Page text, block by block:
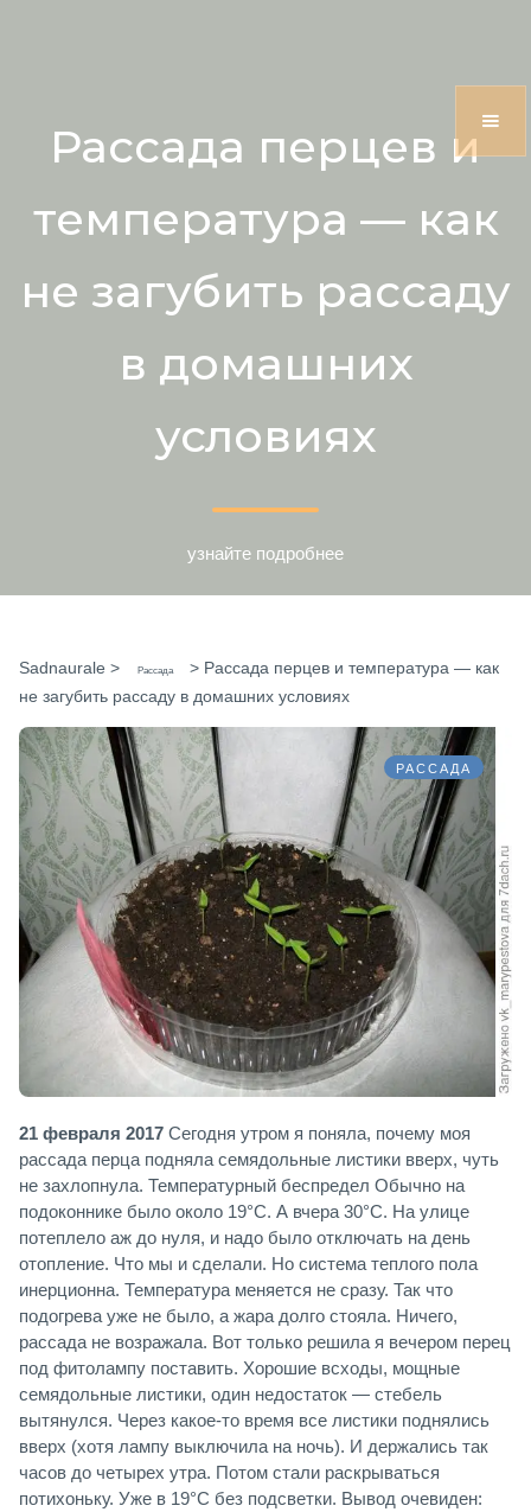
Рассада перцев и
температура — как
не загубить рассаду
в домашних
условиях
узнайте подробнее
Sadnaurale > Рассада > Рассада перцев и температура — как
не загубить рассаду в домашних условиях
РАССАДА
21 февраля 2017 Сегодня утром я поняла, почему моя
рассада перца подняла семядольные листики вверх, чуть
не захлопнула. Температурный беспредел Обычно на
подоконнике было около 19°С. А вчера 30°С. На улице
потеплело аж до нуля, и надо было отключать на день
отопление. Что мы и сделали. Но система теплого пола
инерционна. Температура меняется не сразу. Так что
подогрева уже не было, а жара долго стояла. Ничего,
рассада не возражала. Вот только решила я вечером перец
под фитолампу поставить. Хорошие всходы, мощные
семядольные листики, один недостаток — стебель
вытянулся. Через какое-то время все листики поднялись
вверх (хотя лампу выключила на ночь). И держались так
часов до четырех утра. Потом стали раскрываться
потихоньку. Уже в 19°С без подсветки. Вывод очевиден: